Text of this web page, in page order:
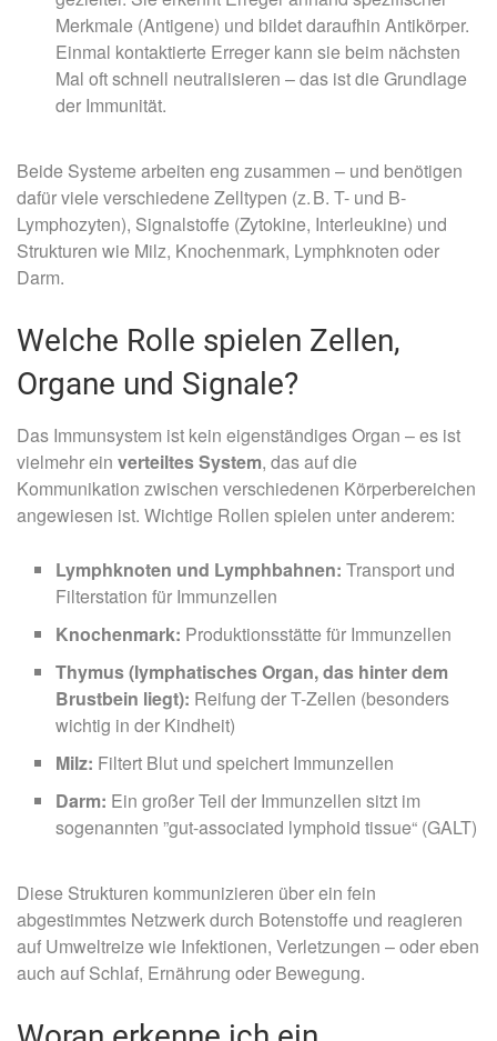
Merkmale (Antigene) und bildet daraufhin Antikörper.
Einmal kontaktierte Erreger kann sie beim nächsten
Mal oft schnell neutralisieren – das ist die Grundlage
der Immunität.
Beide Systeme arbeiten eng zusammen – und benötigen
dafür viele verschiedene Zelltypen (z. B. T- und B-
Lymphozyten), Signalstoffe (Zytokine, Interleukine) und
Strukturen wie Milz, Knochenmark, Lymphknoten oder
Darm.
Welche Rolle spielen Zellen,
Organe und Signale?
Das Immunsystem ist kein eigenständiges Organ – es ist
vielmehr ein verteiltes System, das auf die
Kommunikation zwischen verschiedenen Körperbereichen
angewiesen ist. Wichtige Rollen spielen unter anderem:
Lymphknoten und Lymphbahnen: Transport und
Filterstation für Immunzellen
Knochenmark: Produktionsstätte für Immunzellen
Thymus (lymphatisches Organ, das hinter dem
Brustbein liegt): Reifung der T-Zellen (besonders
wichtig in der Kindheit)
Milz: Filtert Blut und speichert Immunzellen
Darm: Ein großer Teil der Immunzellen sitzt im
sogenannten ”gut-associated lymphoid tissue“ (GALT)
Diese Strukturen kommunizieren über ein fein
abgestimmtes Netzwerk durch Botenstoffe und reagieren
auf Umweltreize wie Infektionen, Verletzungen – oder eben
auch auf Schlaf, Ernährung oder Bewegung.